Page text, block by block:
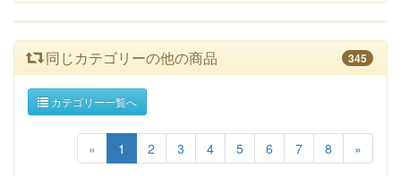
同じカテゴリーの他の商品 345
カテゴリー一覧へ
« 1 2 3 4 5 6 7 8 »